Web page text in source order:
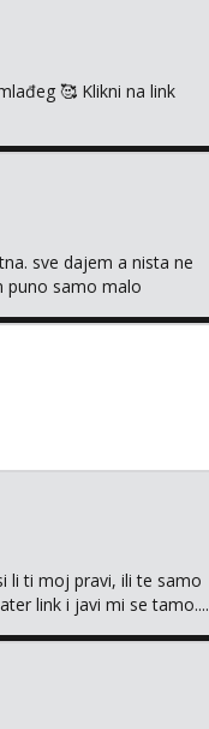
🥰 Klikni na link
sve dajem a nista ne
puno samo malo
li ti moj pravi, ili te samo
link i javi mi se tamo....